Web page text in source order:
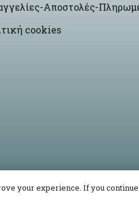
Αποστολές-
cookies
© 2021 -2026 Korres Craft By
your experience. If you